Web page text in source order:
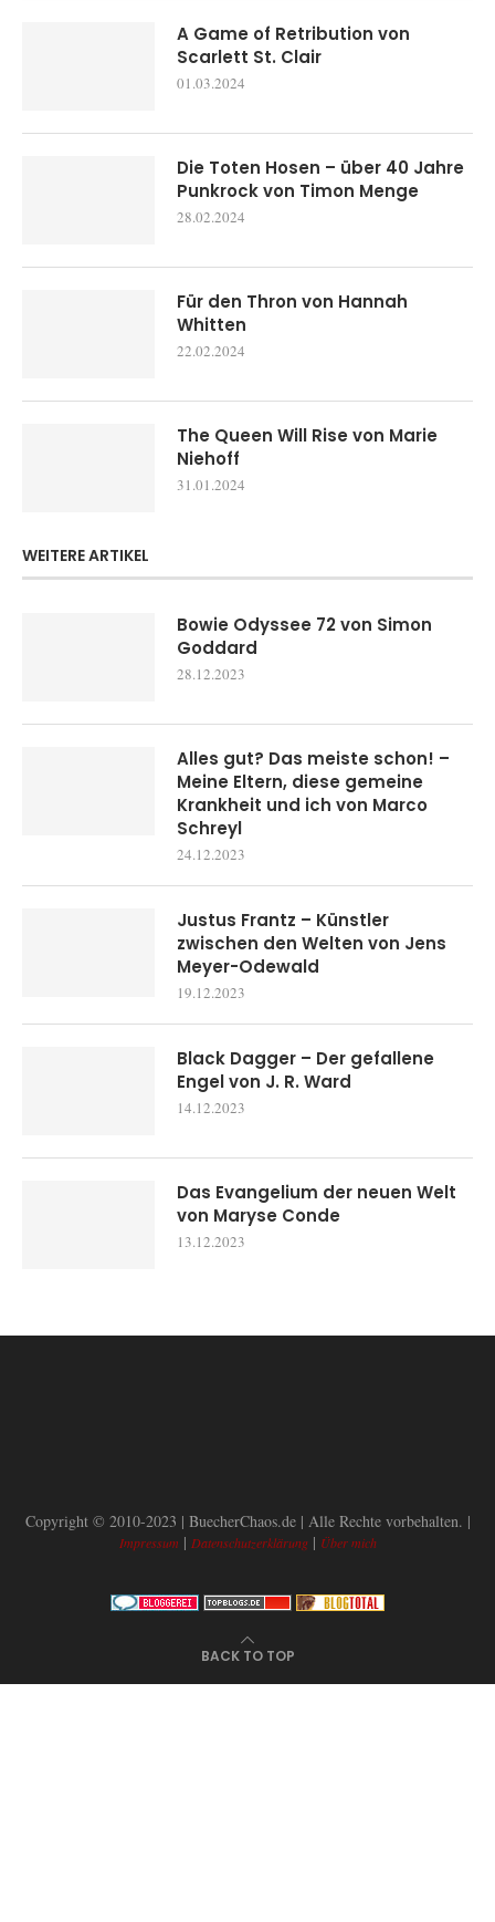
A Game of Retribution von
Scarlett St. Clair
01.03.2024
Die Toten Hosen – über 40 Jahre
Punkrock von Timon Menge
28.02.2024
Für den Thron von Hannah
Whitten
22.02.2024
The Queen Will Rise von Marie
Niehoff
31.01.2024
WEITERE ARTIKEL
Bowie Odyssee 72 von Simon
Goddard
28.12.2023
Alles gut? Das meiste schon! –
Meine Eltern, diese gemeine
Krankheit und ich von Marco
Schreyl
24.12.2023
Justus Frantz – Künstler
zwischen den Welten von Jens
Meyer-Odewald
19.12.2023
Black Dagger – Der gefallene
Engel von J. R. Ward
14.12.2023
Das Evangelium der neuen Welt
von Maryse Conde
13.12.2023
Copyright © 2010-2023 | BuecherChaos.de | Alle Rechte vorbehalten. |
Impressum | Datenschutzerklärung| Über mich
BACK TO TOP